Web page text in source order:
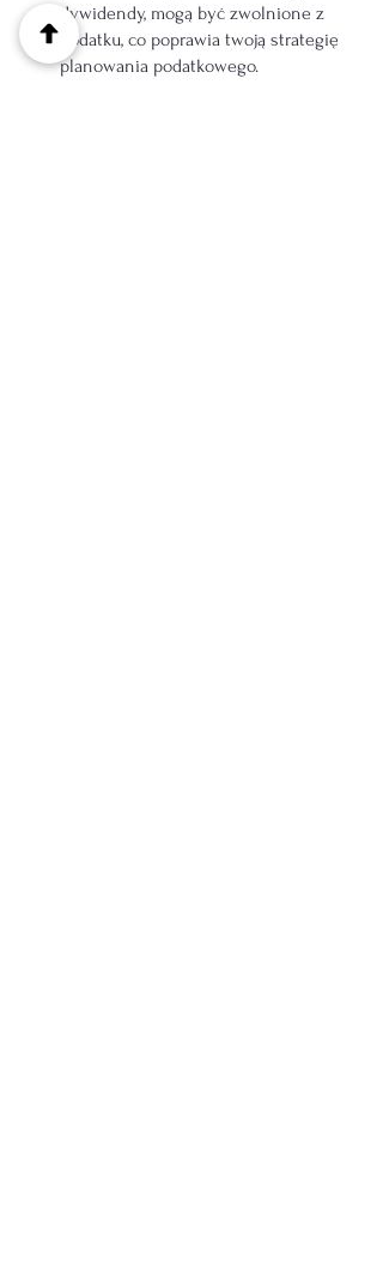
dywidendy, mogą być zwolnione z
podatku, co poprawia twoją strategię
planowania podatkowego.